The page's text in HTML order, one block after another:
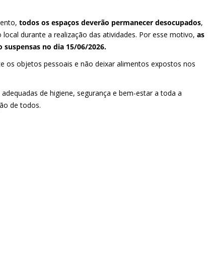
todos os espaços deverão permanecer desocupados,
durante a realização das atividades. Por esse motivo, as
no dia 15/06/2026.
os objetos pessoais e não deixar alimentos expostos nos
de higiene, segurança e bem-estar a toda a
de todos.